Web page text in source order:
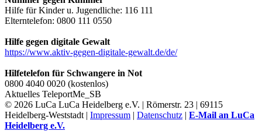
Hilfe für Kinder u. Jugendliche: 116 111
Elterntelefon: 0800 111 0550
Hilfe gegen digitale Gewalt
https://www.aktiv-gegen-digitale-gewalt.de/de/
Hilfetelefon für Schwangere in Not
0800 4040 0020 (kostenlos)
Aktuelles TeleportMe_SB
© 2026 LuCa LuCa Heidelberg e.V. | Römerstr. 23 | 69115
Heidelberg-Weststadt | Impressum | Datenschutz | E-Mail an LuCa
Heidelberg e.V.